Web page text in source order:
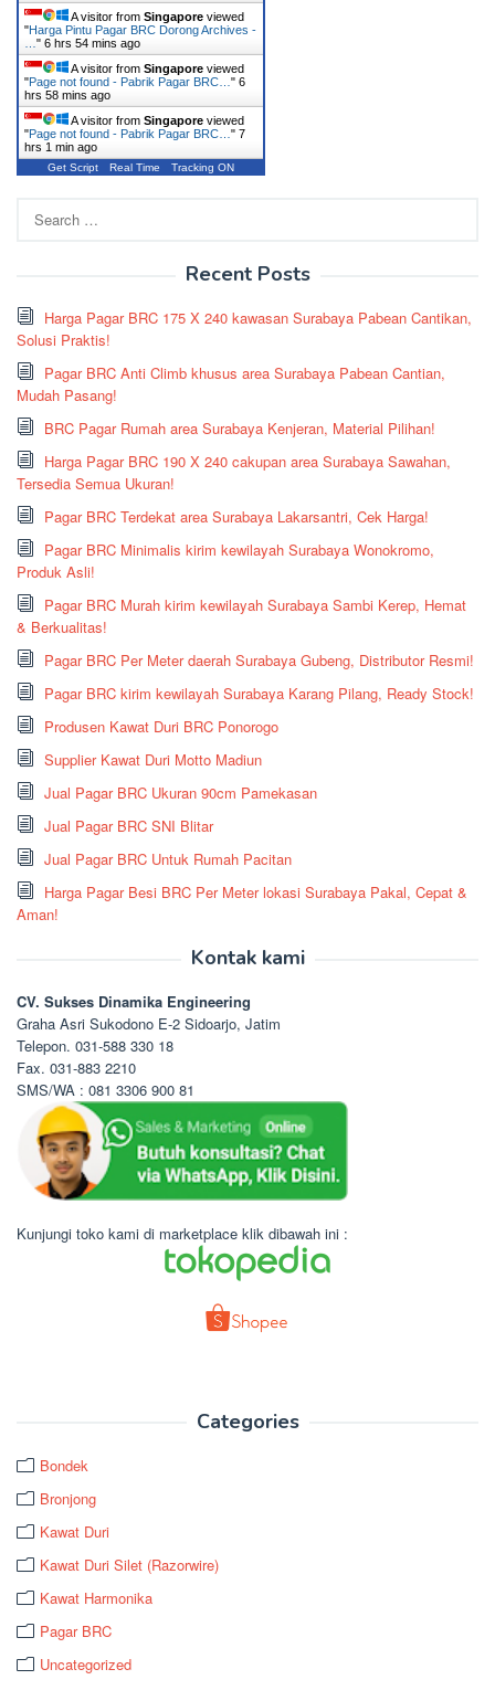
A visitor from Singapore viewed
"Harga Pintu Pagar BRC Dorong Archives -
" 6 hrs 54 mins ago
A visitor from Singapore viewed
"Page not found - Pabrik Pagar BRC… " 6
hrs 58 mins ago
A visitor from Singapore viewed
"Page not found - Pabrik Pagar BRC… " 7
hrs 1 min ago
Get Script Real Time Tracking ON
for:
Recent Posts
Harga Pagar BRC 175 X 240 kawasan Surabaya Pabean Cantikan,
Solusi Praktis!
Pagar BRC Anti Climb khusus area Surabaya Pabean Cantian,
Mudah Pasang!
BRC Pagar Rumah area Surabaya Kenjeran, Material Pilihan!
Harga Pagar BRC 190 X 240 cakupan area Surabaya Sawahan,
Tersedia Semua Ukuran!
Pagar BRC Terdekat area Surabaya Lakarsantri, Cek Harga!
Pagar BRC Minimalis kirim kewilayah Surabaya Wonokromo,
Produk Asli!
Pagar BRC Murah kirim kewilayah Surabaya Sambi Kerep, Hemat
& Berkualitas!
Pagar BRC Per Meter daerah Surabaya Gubeng, Distributor Resmi!
Pagar BRC kirim kewilayah Surabaya Karang Pilang, Ready Stock!
Produsen Kawat Duri BRC Ponorogo
Supplier Kawat Duri Motto Madiun
Jual Pagar BRC Ukuran 90cm Pamekasan
Jual Pagar BRC SNI Blitar
Jual Pagar BRC Untuk Rumah Pacitan
Harga Pagar Besi BRC Per Meter lokasi Surabaya Pakal, Cepat &
Aman!
Kontak kami
CV. Sukses Dinamika Engineering
Graha Asri Sukodono E-2 Sidoarjo, Jatim
Telepon. 031-588 330 18
Fax. 031-883 2210
SMS/WA : 081 3306 900 81
Kunjungi toko kami di marketplace klik dibawah ini :
Categories
Bondek
Bronjong
Kawat Duri
Kawat Duri Silet (Razorwire)
Kawat Harmonika
Pagar BRC
Uncategorized